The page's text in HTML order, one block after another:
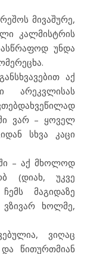
მივაშურე,
კალმისტრის
უნდა
აქ
არეკვლისას
ვარ – ყოველ
სხვა კაცი
– აქ მხოლოდ
(დიახ, უკვე
მაგიდაზე
ვზივარ ხოლმე,
ვიღაც
წითურთმიან